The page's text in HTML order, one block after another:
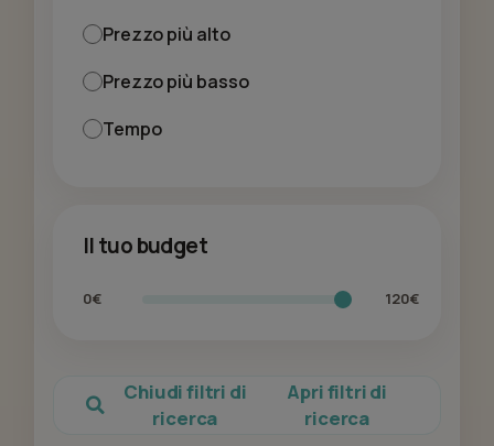
Prezzo più alto
Prezzo più basso
Tempo
Il tuo budget
0€ 120€
Chiudi filtri di
ricerca
Apri filtri di
ricerca